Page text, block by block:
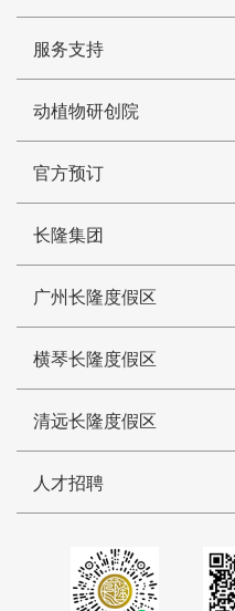
服务支持
动植物研创院
官方预订
长隆集团
广州长隆度假区
横琴长隆度假区
清远长隆度假区
人才招聘